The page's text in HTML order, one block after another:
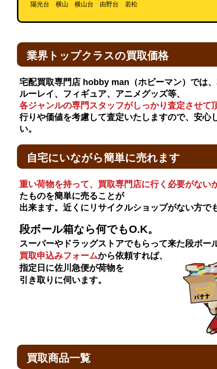
陽光台 横山 横山台 由野台 若松
業界トップクラスの買取価格
宅配買取専門店 hobby man（ホビーマン）では
ルーレイ、フィギュア、アニメグッズ等、
各ジャンルの専門スタッフがしっかり査定させて
行りや価値を考慮して査定いたしますので、安心
い。
自宅にいながら簡単に売れます
重い荷物を持って、買取専門店に行く必要がない
たものを簡単に売ることが
出来ます。近くにリサイクルショップがない方で
段ボール箱なら何でもO.K。
スーパーやドラッグストアでもらって来た段ボー
買取申込みフォームから依頼すれば、
指定日に佐川急便が荷物を
引き取りに伺います。
買取商品一覧